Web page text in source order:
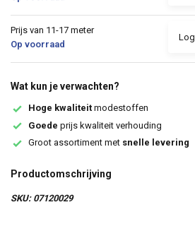
Prijs van 11-17 meter
Op voorraad
Log
Wat kun je verwachten?
Hoge kwaliteit modestoffen
Goede prijs kwaliteit verhouding
Groot assortiment met snelle levering
Productomschrijving
SKU: 07120029